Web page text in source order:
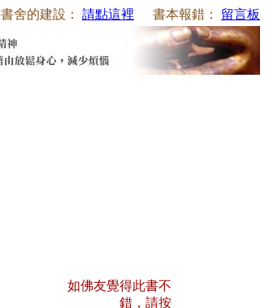
舍的建設： 請點這裡 書本報錯： 留言板
如佛友覺得此書不
錯，請按